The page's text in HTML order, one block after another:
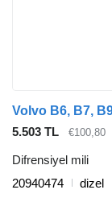
5.503 TL €100,80
Difrensiyel mili
20940474
dizel